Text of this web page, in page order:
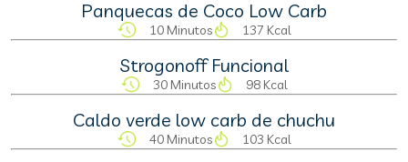
Panquecas de Coco Low Carb
10 Minutos 137 Kcal
Strogonoff Funcional
30 Minutos 98 Kcal
Caldo verde low carb de chuchu
40 Minutos 103 Kcal